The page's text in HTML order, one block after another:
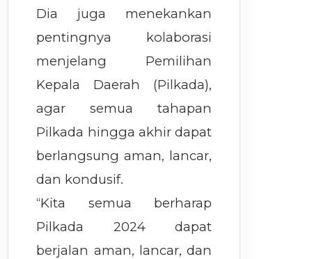
Dia juga menekankan
pentingnya kolaborasi
menjelang Pemilihan
Kepala Daerah (Pilkada),
agar semua tahapan
Pilkada hingga akhir dapat
berlangsung aman, lancar,
dan kondusif.
“Kita semua berharap
Pilkada 2024 dapat
berjalan aman, lancar, dan